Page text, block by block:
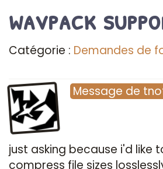
wavpack
Catégorie : Demandes de
Message de
just asking because i'd like
compress file sizes